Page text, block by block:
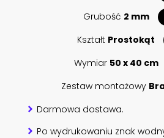
Grubość 2 mm
Kształt Prostokąt
Wymiar 50 x 40 cm
Zestaw montażowy
Darmowa dostawa.
Po wydrukowaniu znak